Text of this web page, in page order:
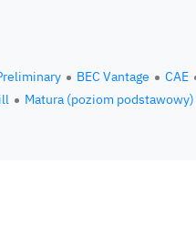
BEC Vantage CAE
Matura (poziom podstawowy)